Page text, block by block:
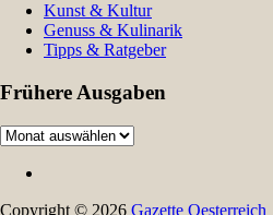
Kunst & Kultur
Genuss & Kulinarik
Tipps & Ratgeber
Frühere Ausgaben
Frühere
Copyright © 2026 Gazette Oesterreich